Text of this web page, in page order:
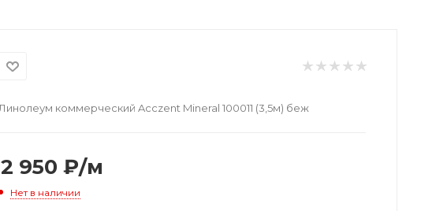
Линолеум коммерческий Acczent Mineral 100011 (3,5м) беж
2 950 ₽/м
Нет в наличии